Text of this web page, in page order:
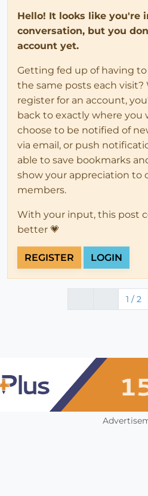
Hello! It looks like you're
conversation, but you
account yet.
Getting fed up of having
the same posts each visit?
register for an account,
back to exactly where you
choose to be notified of
via email, or push
able to save bookmarks
show your appreciation to
members.
With your input, this post
better 💗
REGISTER LOGIN
1 / 2